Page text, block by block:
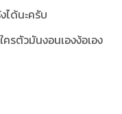
ได้นะครับ
รตัวมันงอนเองง้อเอง